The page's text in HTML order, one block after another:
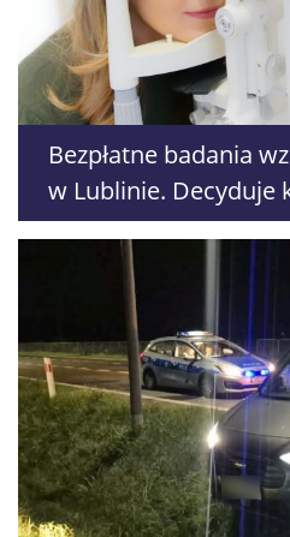
Bezpłatne badania
w Lublinie. Decyduje